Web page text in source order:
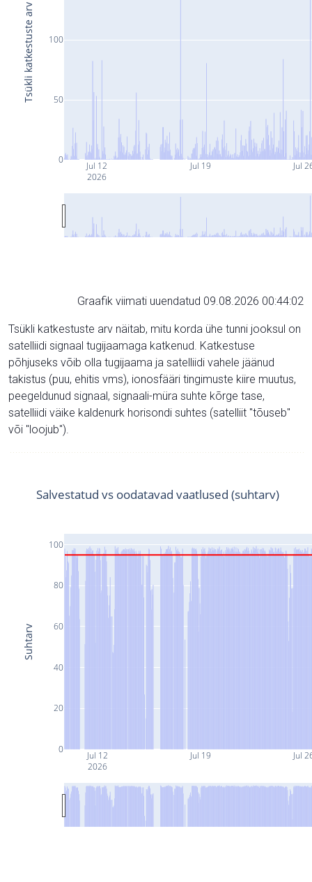
Jul 12
2026
Jul 19 Jul
0
50
100
Tsükli katkestuste arv
Graafik viimati uuendatud 09.08.2026 00:44:02
Tsükli katkestuste arv näitab, mitu korda ühe tunni jooksul on
satelliidi signaal tugijaamaga katkenud. Katkestuse
põhjuseks võib olla tugijaama ja satelliidi vahele jäänud
takistus (puu, ehitis vms), ionosfääri tingimuste kiire muutus,
peegeldunud signaal, signaali-müra suhte kõrge tase,
satelliidi väike kaldenurk horisondi suhtes (satelliit "tõuseb"
või "loojub").
Jul 12
2026
Jul 19 Jul
0
20
40
60
80
100
Salvestatud vs oodatavad vaatlused (suhtarv)
Suhtarv